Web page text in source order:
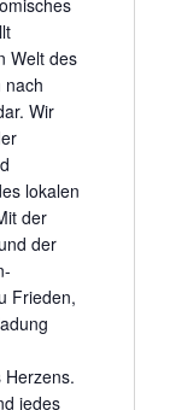
Welt des
nach
Wir
lokalen
der
der
Frieden,
jedes